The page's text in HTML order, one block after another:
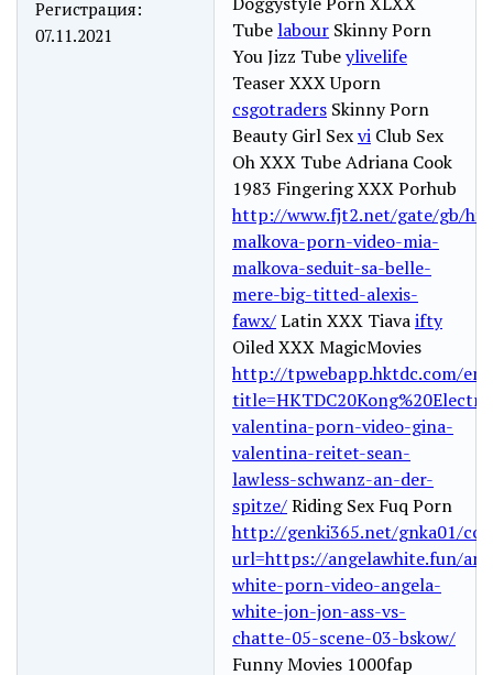
Регистрация:
07.11.2021
Tubelabour Skinny Porn
You Jizz Tubeylivelife
Teaser XXX Uporn
csgotraders Skinny Porn
Beauty Girl Sexvi Club Sex
Oh XXX Tube Adriana Cook
1983 Fingering XXX Porhub
http://www.fjt2.net/gate/gb/
malkova-porn-video-mia-
malkova-seduit-sa-belle-
mere-big-titted-alexis-
fawx/Latin XXX Tiavaifty
Oiled XXX MagicMovies
http://tpwebapp.hktdc.com/
valentina-porn-video-gina-
valentina-reitet-sean-
lawless-schwanz-an-der-
spitze/Riding Sex Fuq Porn
http://genki365.net/gnka01/
url=https://angelawhite.fun/
white-porn-video-angela-
white-jon-jon-ass-vs-
chatte-05-scene-03-bskow/
Funny Movies 1000fap